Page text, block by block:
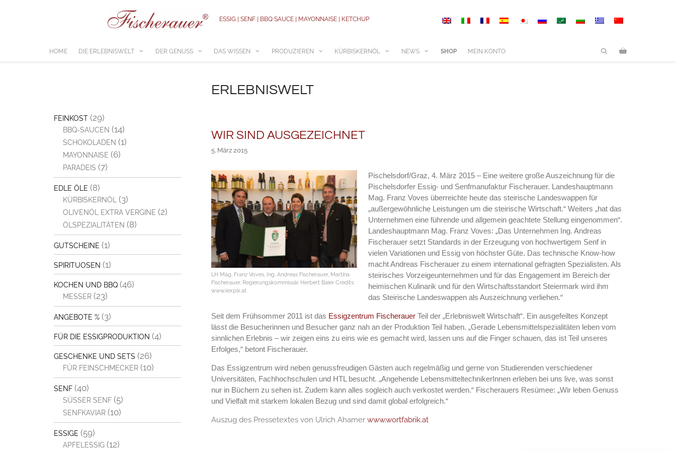
ESSIG | SENF | BBQ SAUCE | MAYONNAISE | KETCHUP
HOME DIE ERLEBNISWELT DER GENUSS DAS WISSEN PRODUZIEREN KÜRBISKERNÖL NEWS SHOP MEIN KONTO
ERLEBNISWELT
WIR SIND AUSGEZEICHNET
5. März 2015
LH Mag. Franz Voves, Ing. Andreas Fischerauer, Martina
Fischerauer, Regierungskommissär Herbert Baier Credits:
www.lexpix.at
Pischelsdorf/Graz, 4. März 2015 – Eine weitere große Auszeichnung für die
Pischelsdorfer Essig- und Senfmanufaktur Fischerauer. Landeshauptmann
Mag. Franz Voves überreichte heute das steirische Landeswappen für
„außergewöhnliche Leistungen um die steirische Wirtschaft.“ Weiters „hat das
Unternehmen eine führende und allgemein geachtete Stellung eingenommen“.
Landeshauptmann Mag. Franz Voves: „Das Unternehmen Ing. Andreas
Fischerauer setzt Standards in der Erzeugung von hochwertigem Senf in
vielen Variationen und Essig von höchster Güte. Das technische Know-how
macht Andreas Fischerauer zu einem international gefragten Spezialisten. Als
steirisches Vorzeigeunternehmen und für das Engagement im Bereich der
heimischen Kulinarik und für den Wirtschaftsstandort Steiermark wird ihm
das Steirische Landeswappen als Auszeichnung verliehen.“
Seit dem Frühsommer 2011 ist das Essigzentrum FischerauerTeil der „Erlebniswelt Wirtschaft“. Ein ausgefeiltes Konzept
lässt die Besucherinnen und Besucher ganz nah an der Produktion Teil haben. „Gerade Lebensmittelspezialitäten leben vom
sinnlichen Erlebnis – wir zeigen eins zu eins wie es gemacht wird, lassen uns auf die Finger schauen, das ist Teil unseres
Erfolges,“ betont Fischerauer.
Das Essigzentrum wird neben genussfreudigen Gästen auch regelmäßig und gerne von Studierenden verschiedener
Universitäten, Fachhochschulen und HTL besucht. „Angehende LebensmitteltechnikerInnen erleben bei uns live, was sonst
nur in Büchern zu sehen ist. Zudem kann alles sogleich auch verkostet werden.“ Fischerauers Resümee: „Wir leben Genuss
und Vielfalt mit starkem lokalen Bezug und sind damit global erfolgreich.“
Auszug des Pressetextes von Ulrich Ahamer www.wortfabrik.at
FEINKOST (29)
BBQ-SAUCEN (14)
SCHOKOLADEN (1)
MAYONNAISE (6)
PARADEIS (7)
EDLE ÖLE (8)
KÜRBISKERNÖL (3)
OLIVENÖL EXTRA VERGINE (2)
ÖLSPEZIALITÄTEN (8)
GUTSCHEINE (1)
SPIRITUOSEN (1)
KOCHEN UND BBQ (46)
MESSER (23)
ANGEBOTE % (3)
FÜR DIE ESSIGPRODUKTION (4)
GESCHENKE UND SETS (26)
FÜR FEINSCHMECKER (10)
SENF (40)
SÜSSER SENF (5)
SENFKAVIAR (10)
ESSIGE (59)
APFELESSIG (12)